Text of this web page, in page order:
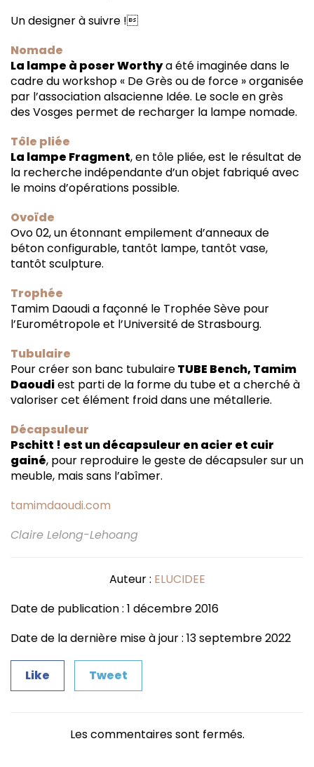
Un designer à suivre !
Nomade
La lampe à poser Worthya été imaginée dans le
cadre du workshop « De Grès ou de force » organisée
par l’association alsacienne Idée. Le socle en grès
des Vosges permet de recharger la lampe nomade.
Tôle pliée
La lampe Fragment, en tôle pliée, est le résultat de
la recherche indépendante d’un objet fabriqué avec
le moins d’opérations possible.
Ovoïde
Ovo 02, un étonnant empilement d’anneaux de
béton configurable, tantôt lampe, tantôt vase,
tantôt sculpture.
Trophée
Tamim Daoudi a façonné le Trophée Sève pour
l’Eurométropole et l’Université de Strasbourg.
Tubulaire
Pour créer son banc tubulaireTUBE Bench, Tamim
Daoudiest parti de la forme du tube et a cherché à
valoriser cet élément froid dans une métallerie.
Décapsuleur
Pschitt ! est un décapsuleur en acier et cuir
gainé, pour reproduire le geste de décapsuler sur un
meuble, mais sans l’abîmer.
tamimdaoudi.com
Claire Lelong-Lehoang
Auteur : ELUCIDEE
Date de publication : 1 décembre 2016
Date de la dernière mise à jour : 13 septembre 2022
Like Tweet
Les commentaires sont fermés.